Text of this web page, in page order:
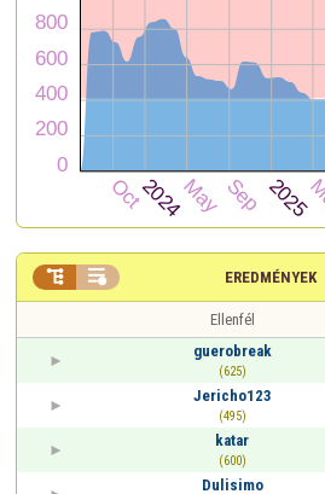
EREDMÉNYEK
 
Ellenfél
guerobreak
(625)
Jericho123
(495)
katar
(600)
Dulisimo